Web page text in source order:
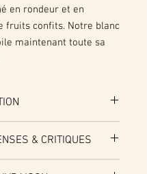
en rondeur et en
fruits confits. Notre blanc
maintenant toute sa
garde: à boire maintenant
2024
& CRITIQUES